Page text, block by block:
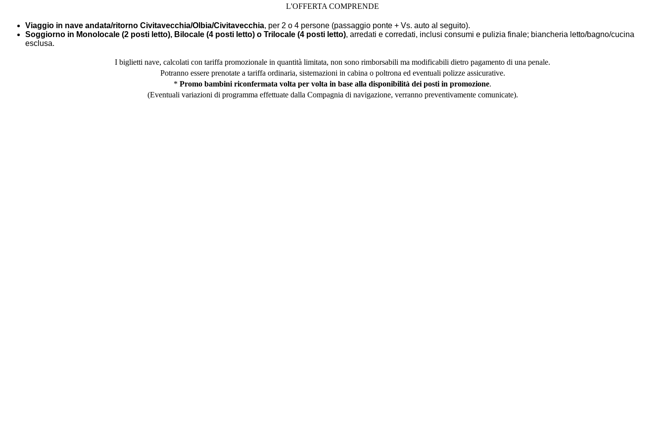
L'OFFERTA COMPRENDE
Viaggio in nave andata/ritorno Civitavecchia/Olbia/Civitavecchia, per 2 o 4 persone (passaggio ponte + Vs. auto al seguito).
Soggiorno in Monolocale (2 posti letto), Bilocale (4 posti letto) o Trilocale (4 posti letto), arredati e corredati, inclusi consumi e pulizia finale; biancheria letto/bagno/cucina
esclusa.
I biglietti nave, calcolati con tariffa promozionale in quantità limitata, non sono rimborsabili ma modificabili dietro pagamento di una penale.
Potranno essere prenotate a tariffa ordinaria, sistemazioni in cabina o poltrona ed eventuali polizze assicurative.
* Promo bambini riconfermata volta per volta in base alla disponibilità dei posti in promozione.
(Eventuali variazioni di programma effettuate dalla Compagnia di navigazione, verranno preventivamente comunicate).